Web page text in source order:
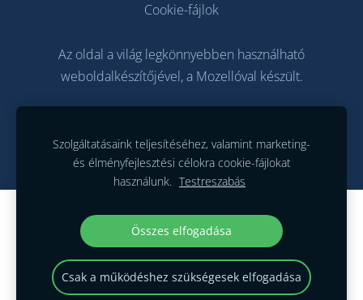
Cookie-fájlok
Az oldal a világ legkönnyebben használható
weboldalkészítőjével, a Mozellóval készült.
Hozzon létre weboldalt vagy webáruházat
a Mozello segítségével.
google57be0737ce881382.html
Szolgáltatásaink teljesítéséhez, valamint marketing-
és élményfejlesztési célokra cookie-fájlokat
használunk. Testreszabás
Összes elfogadása
Csak a működéshez szükségesek elfogadása